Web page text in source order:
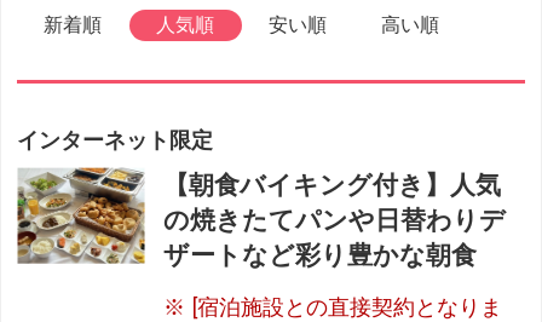
新着順 人気順 安い順 高い順
インターネット限定
【朝食バイキング付き】人気
の焼きたてパンや日替わりデ
ザートなど彩り豊かな朝食
[宿泊施設との直接契約となりま